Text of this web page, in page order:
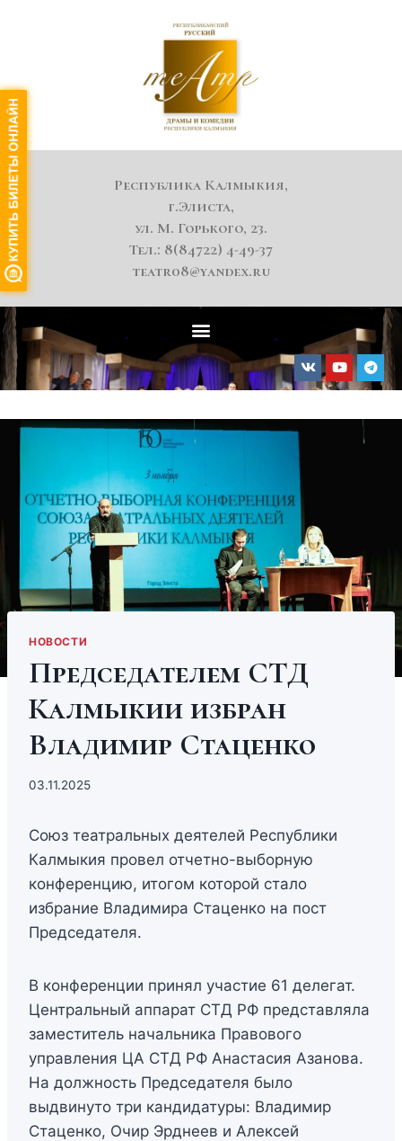
Республика Калмыкия,
г.Элиста,
ул. М. Горького, 23.
Тел.: 8(84722) 4-49-37
teatr08@yandex.ru
НОВОСТИ
Председателем СТД
Калмыкии избран
Владимир Стаценко
03.11.2025
Союз театральных деятелей Республики
Калмыкия провел отчетно-выборную
конференцию, итогом которой стало
избрание Владимира Стаценко на пост
Председателя.
В конференции принял участие 61 делегат.
Центральный аппарат СТД РФ представляла
заместитель начальника Правового
управления ЦА СТД РФ Анастасия Азанова.
На должность Председателя было
выдвинуто три кандидатуры: Владимир
Стаценко, Очир Эрднеев и Алексей